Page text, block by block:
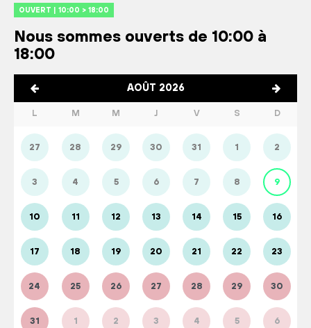
OUVERT | 10:00 > 18:00
Nous sommes ouverts de 10:00 à
18:00
AOÛT 2026
L M M J V S D
27 28 29 30 31 1 2
3 4 5 6 7 8 9
10 11 12 13 14 15 16
17 18 19 20 21 22 23
24 25 26 27 28 29 30
31 1 2 3 4 5 6